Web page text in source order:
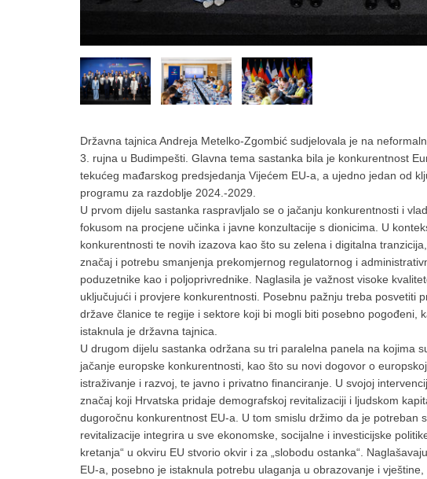
Državna tajnica Andreja Metelko-Zgombić sudjelovala je na
3. rujna u Budimpešti. Glavna tema sastanka bila je konkurentnost
tekućeg mađarskog predsjedanja Vijećem EU-a, a ujedno jedan od
programu za razdoblje 2024.-2029.
U prvom dijelu sastanka raspravljalo se o jačanju konkurentnosti i
fokusom na procjene učinka i javne konzultacije s dionicima. U
konkurentnosti te novih izazova kao što su zelena i digitalna
značaj i potrebu smanjenja prekomjernog regulatornog i
poduzetnike kao i poljoprivrednike. Naglasila je važnost visoke
uključujući i provjere konkurentnosti. Posebnu pažnju treba posvetiti
države članice te regije i sektore koji bi mogli biti posebno pogođeni,
istaknula je državna tajnica.
U drugom dijelu sastanka održana su tri paralelna panela na kojima
jačanje europske konkurentnosti, kao što su novi dogovor o
istraživanje i razvoj, te javno i privatno financiranje. U svojoj
značaj koji Hrvatska pridaje demografskoj revitalizaciji i ljudskom
dugoročnu konkurentnost EU-a. U tom smislu držimo da je potreban
revitalizacije integrira u sve ekonomske, socijalne i investicijske
kretanja“ u okviru EU stvorio okvir i za „slobodu ostanka“.
EU-a, posebno je istaknula potrebu ulaganja u obrazovanje i